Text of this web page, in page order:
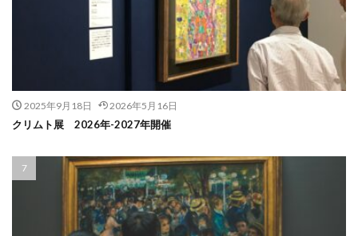
2025年9月18日 2026年5月16日
クリムト展 2026年-2027年開催